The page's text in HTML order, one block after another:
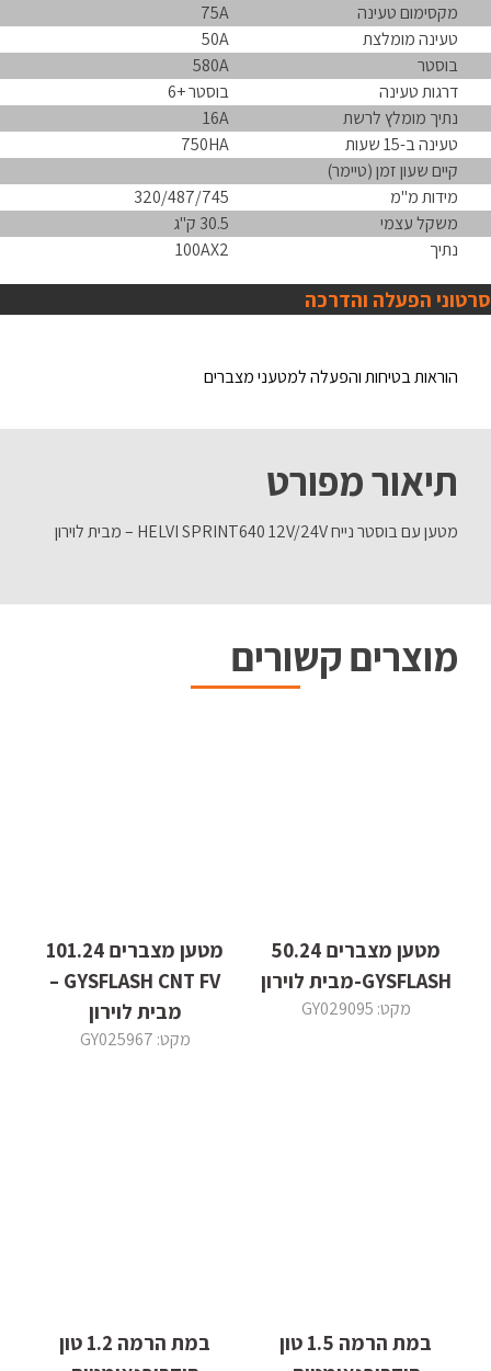
מקסימום טעינה
75A
טעינה מומלצת
50A
בוסטר
580A
דרגות טעינה
בוסטר +6
נתיך מומלץ לרשת
16A
טעינה ב-15 שעות
750HA
קיים שעון זמן (טיימר)
מידות מ"מ
320/487/745
משקל עצמי
30.5 ק"ג
נתיך
100AX2
סרטוני הפעלה והדרכה
הוראות בטיחות והפעלה למטעני מצברים
תיאור מפורט
מטען עם בוסטר נייח HELVI SPRINT640 12V/24V – מבית לוירון
מוצרים קשורים
מטען מצברים 50.24
GYSFLASH-מבית לוירון
מקט: GY029095
מטען מצברים 101.24
GYSFLASH CNT FV –
מבית לוירון
מקט: GY025967
במת הרמה 1.5 טון
במת הרמה 1.2 טון